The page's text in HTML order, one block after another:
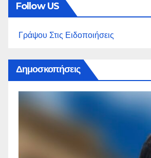
Follow US
Γράψου Στις Ειδοποιήσεις
Δημοσκοπήσεις